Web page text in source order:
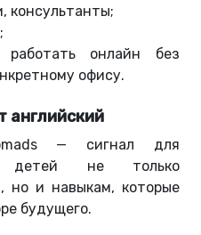
консультанты;
работать онлайн без
офису.
английский
— сигнал для
детей не только
но и навыкам, которые
будущего.